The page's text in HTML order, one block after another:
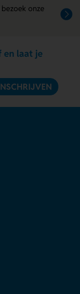
onze
en laat je